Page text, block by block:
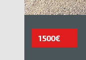
1 500€